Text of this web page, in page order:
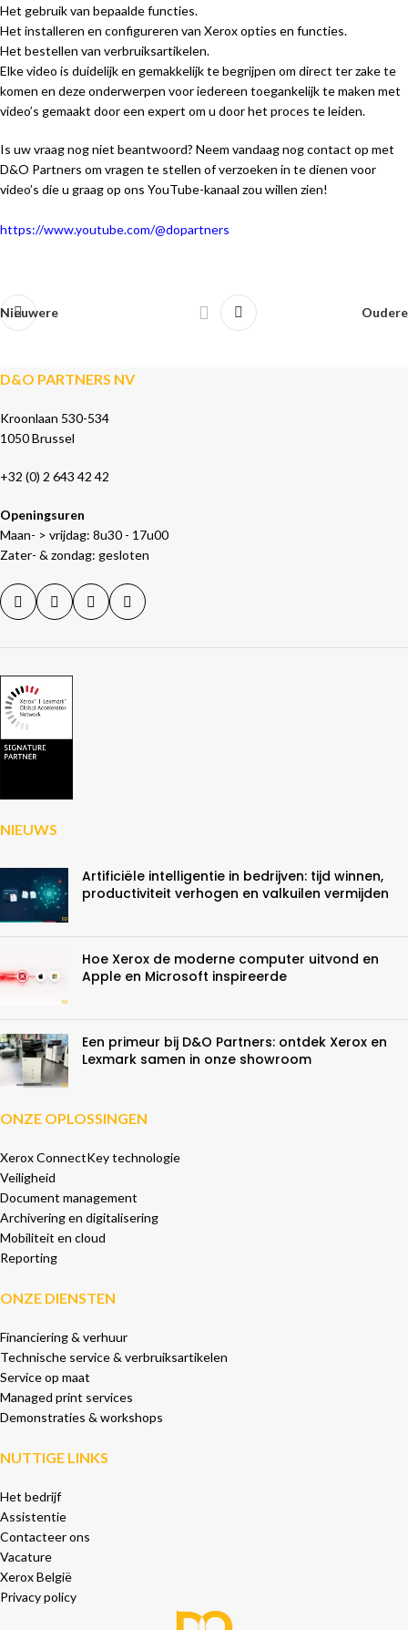
Het gebruik van bepaalde functies.
Het installeren en configureren van Xerox opties en functies.
Het bestellen van verbruiksartikelen.
Elke video is duidelijk en gemakkelijk te begrijpen om direct ter zake te
komen en deze onderwerpen voor iedereen toegankelijk te maken met
video’s gemaakt door een expert om u door het proces te leiden.
Is uw vraag nog niet beantwoord? Neem vandaag nog contact op met
D&O Partners om vragen te stellen of verzoeken in te dienen voor
video’s die u graag op ons YouTube-kanaal zou willen zien!
https://www.youtube.com/@dopartners
Nieuwere Oudere
D&O PARTNERS NV
Kroonlaan 530-534
1050 Brussel
+32 (0) 2 643 42 42
Openingsuren
Maan- > vrijdag: 8u30 - 17u00
Zater- & zondag: gesloten
NIEUWS
Artificiële intelligentie in bedrijven: tijd winnen,
productiviteit verhogen en valkuilen vermijden
Hoe Xerox de moderne computer uitvond en
Apple en Microsoft inspireerde
Een primeur bij D&O Partners: ontdek Xerox en
Lexmark samen in onze showroom
ONZE OPLOSSINGEN
Xerox ConnectKey technologie
Veiligheid
Document management
Archivering en digitalisering
Mobiliteit en cloud
Reporting
ONZE DIENSTEN
Financiering & verhuur
Technische service & verbruiksartikelen
Service op maat
Managed print services
Demonstraties & workshops
NUTTIGE LINKS
Het bedrijf
Assistentie
Contacteer ons
Vacature
Xerox België
Privacy policy